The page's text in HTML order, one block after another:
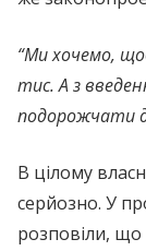
“Ми хочемо,
тис. А з
подорожчати
В цілому
серйозно. У
розповіли, що